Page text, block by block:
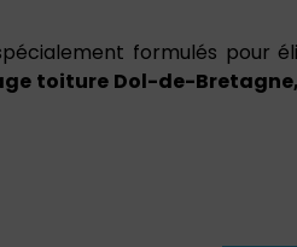
formulés pour
toitureDol-de-